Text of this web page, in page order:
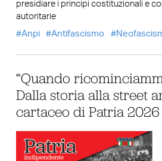
presidiare i principi costituzionali e
autoritarie
Anpi
Antifascismo
“Quando
Dalla storia alla street
cartaceo di Patria 2026